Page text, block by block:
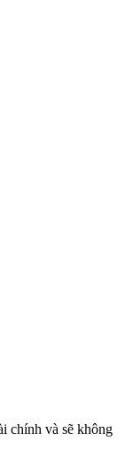
chính và sẽ không